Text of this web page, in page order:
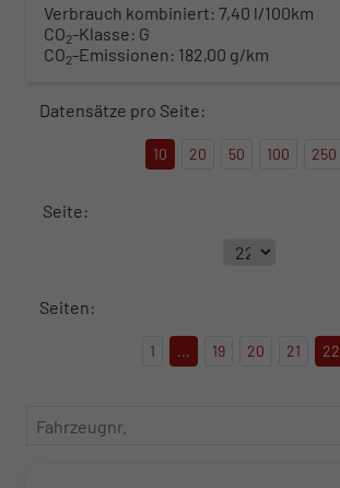
Verbrauch kombiniert: 7,40 l/100km
CO2-Klasse: G
CO2-Emissionen: 182,00 g/km
Datensätze pro Seite:
10 20 50 100 250
Seite:
Seiten:
1 ... 19 20 21 22
Fahrzeugnr.